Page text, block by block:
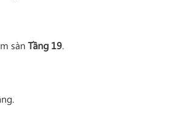
sàn Tầng 19.